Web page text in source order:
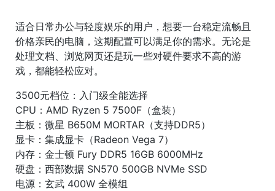
适合日常办公与轻度娱乐的用户，想要一台稳定流畅且
价格亲民的电脑，这期配置可以满足你的需求。无论是
处理文档、浏览网页还是玩一些对硬件要求不高的游
戏，都能轻松应对。
3500元档位：入门级全能选择
CPU：AMD Ryzen 5 7500F（盒装）
主板：微星 B650M MORTAR（支持DDR5）
显卡：集成显卡（Radeon Vega 7）
内存：金士顿 Fury DDR5 16GB 6000MHz
硬盘：西部数据 SN570 500GB NVMe SSD
电源：玄武 400W 全模组